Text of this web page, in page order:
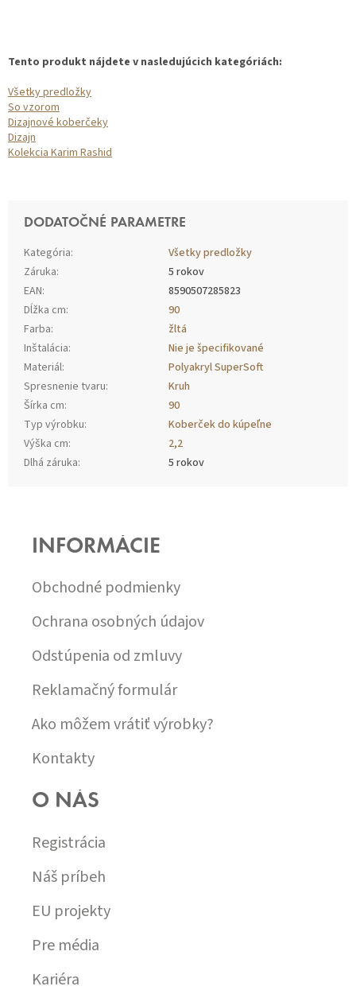
Tento produkt nájdete v nasledujúcich kategóriách:
Všetky predložky
So vzorom
Dizajnové koberčeky
Dizajn
Kolekcia Karim Rashid
DODATOČNÉ PARAMETRE
Kategória:
Všetky predložky
Záruka:
5 rokov
EAN:
8590507285823
Dĺžka cm:
90
Farba:
žltá
Inštalácia:
Nie je špecifikované
Materiál:
Polyakryl SuperSoft
Spresnenie tvaru:
Kruh
Šírka cm:
90
Typ výrobku:
Koberček do kúpeľne
Výška cm:
2,2
Dlhá záruka:
5 rokov
INFORMÁCIE
Obchodné podmienky
Ochrana osobných údajov
Odstúpenia od zmluvy
Reklamačný formulár
Ako môžem vrátiť výrobky?
Kontakty
O NÁS
Registrácia
Náš príbeh
EU projekty
Pre média
Kariéra